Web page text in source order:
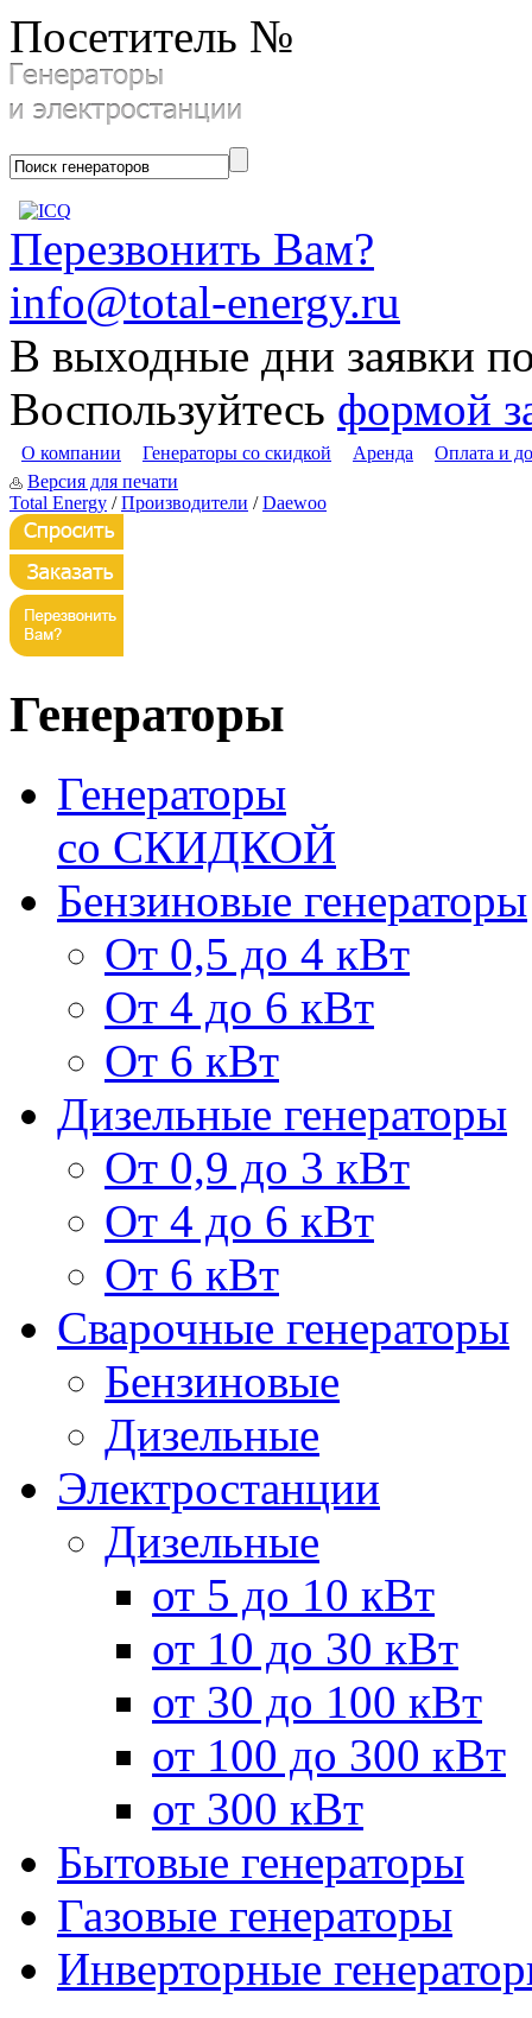
Посетитель №
Перезвонить Вам?
info@total-energy.ru
В выходные дни заявки
Воспользуйтесь формой
О компании Генераторы со скидкой Аренда
Оплата и
Версия для печати
Total Energy /Производители /Daewoo
Генераторы
Генераторы
со СКИДКОЙ
Бензиновые генераторы
От 0,5 до 4 кВт
От 4 до 6 кВт
От 6 кВт
Дизельные генераторы
От 0,9 до 3 кВт
От 4 до 6 кВт
От 6 кВт
Сварочные генераторы
Бензиновые
Дизельные
Электростанции
Дизельные
от 5 до 10 кВт
от 10 до 30 кВт
от 30 до 100 кВт
от 100 до 300 кВт
от 300 кВт
Бытовые генераторы
Газовые генераторы
Инверторные